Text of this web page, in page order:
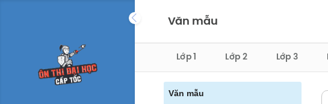
Văn mẫu
Lớp 1 Lớp 2 Lớp 3
Văn mẫu